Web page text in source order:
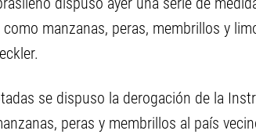
manzanas, peras, membrillos y
se dispuso la derogación de la
peras y membrillos al país